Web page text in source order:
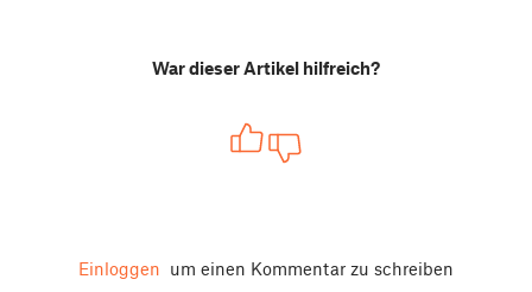
War dieser Artikel hilfreich?
Einloggen um einen Kommentar zu schreiben